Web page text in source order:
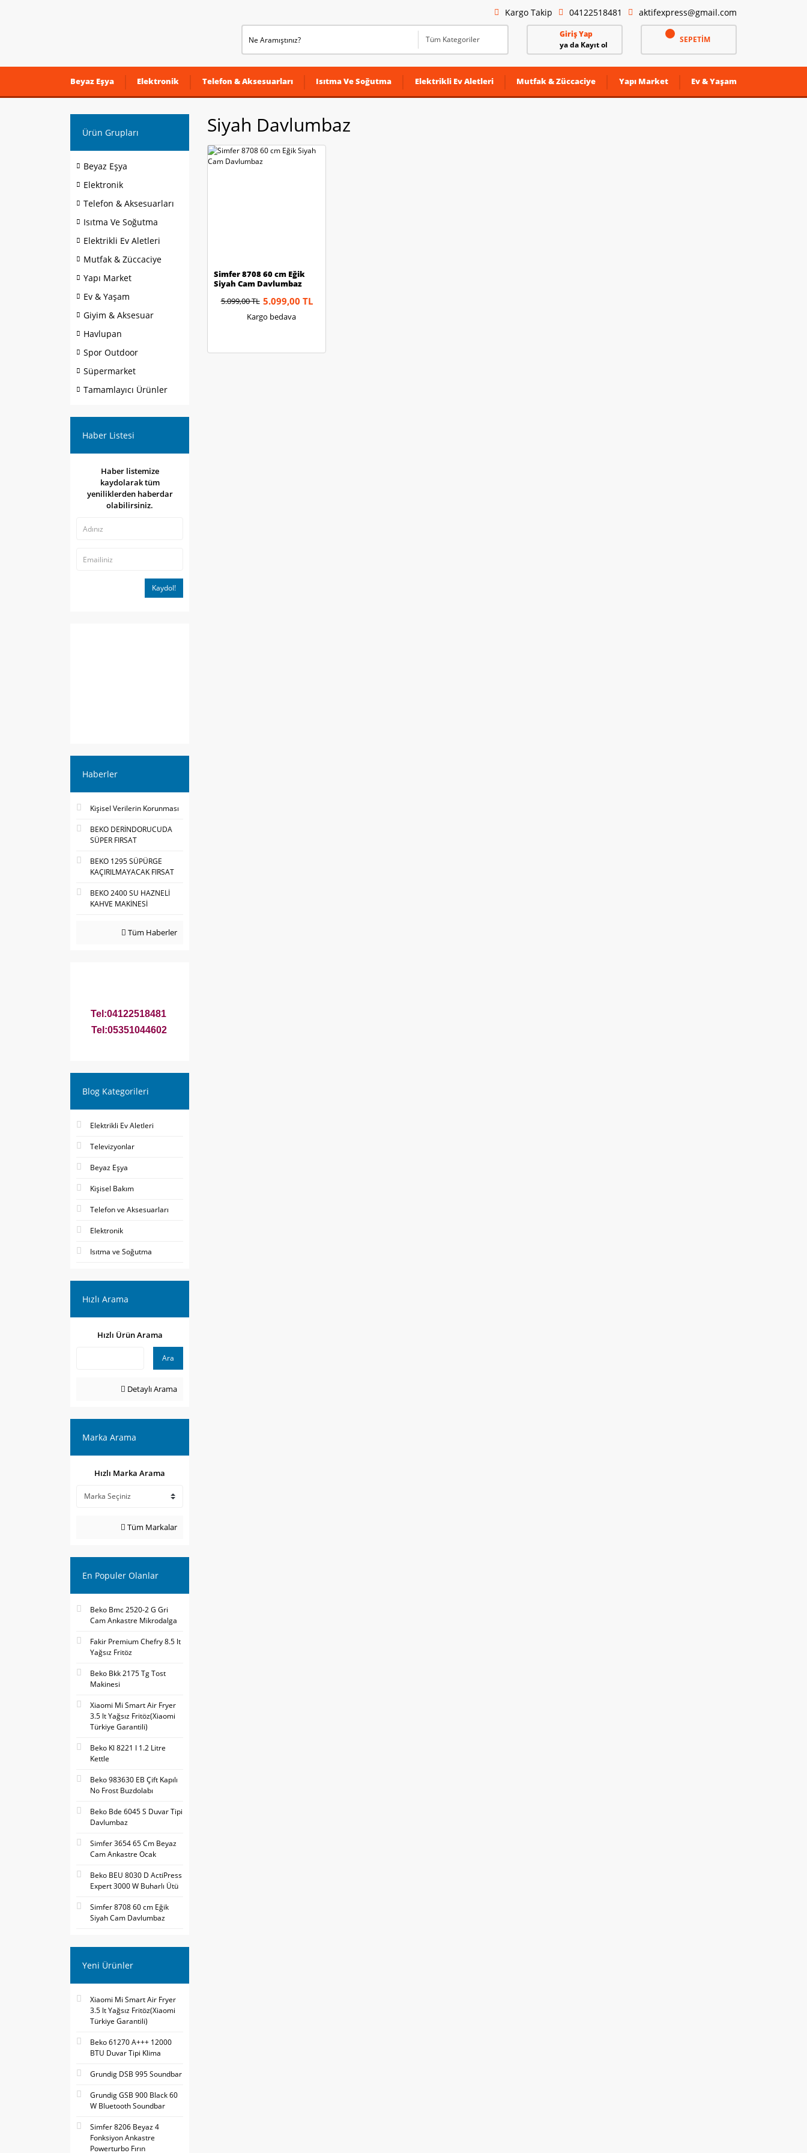
Kargo Takip 04122518481 aktifexpress@gmail.com
Giriş Yap
ya da Kayıt ol
SEPETİM
Beyaz Eşya Elektronik Telefon & Aksesuarları Isıtma Ve Soğutma Elektrikli Ev Aletleri Mutfak & Züccaciye Yapı Market Ev & Yaşam
Ürün Grupları
Beyaz Eşya
Elektronik
Telefon & Aksesuarları
Isıtma Ve Soğutma
Elektrikli Ev Aletleri
Mutfak & Züccaciye
Yapı Market
Ev & Yaşam
Giyim & Aksesuar
Havlupan
Spor Outdoor
Süpermarket
Tamamlayıcı Ürünler
Haber Listesi
Haber listemize
kaydolarak tüm
yeniliklerden haberdar
olabilirsiniz.
Kaydol!
Haberler
Kişisel Verilerin Korunması
BEKO DERİNDORUCUDA
SÜPER FIRSAT
BEKO 1295 SÜPÜRGE
KAÇIRILMAYACAK FIRSAT
BEKO 2400 SU HAZNELİ
KAHVE MAKİNESİ
Tüm Haberler
Tel:04122518481
Tel:05351044602
Blog Kategorileri
Elektrikli Ev Aletleri
Televizyonlar
Beyaz Eşya
Kişisel Bakım
Telefon ve Aksesuarları
Elektronik
Isıtma ve Soğutma
Hızlı Arama
Hızlı Ürün Arama
Ara
Detaylı Arama
Marka Arama
Hızlı Marka Arama
Tüm Markalar
En Populer Olanlar
Beko Bmc 2520-2 G Gri
Cam Ankastre Mikrodalga
Fakir Premium Chefry 8.5 lt
Yağsız Fritöz
Beko Bkk 2175 Tg Tost
Makinesi
Xiaomi Mi Smart Air Fryer
3.5 lt Yağsız Fritöz(Xiaomi
Türkiye Garantili)
Beko Kl 8221 I 1.2 Litre
Kettle
Beko 983630 EB Çift Kapılı
No Frost Buzdolabı
Beko Bde 6045 S Duvar Tipi
Davlumbaz
Simfer 3654 65 Cm Beyaz
Cam Ankastre Ocak
Beko BEU 8030 D ActiPress
Expert 3000 W Buharlı Ütü
Simfer 8708 60 cm Eğik
Siyah Cam Davlumbaz
Yeni Ürünler
Xiaomi Mi Smart Air Fryer
3.5 lt Yağsız Fritöz(Xiaomi
Türkiye Garantili)
Beko 61270 A+++ 12000
BTU Duvar Tipi Klima
Grundig DSB 995 Soundbar
Grundig GSB 900 Black 60
W Bluetooth Soundbar
Simfer 8206 Beyaz 4
Fonksiyon Ankastre
Powerturbo Fırın
Siyah Davlumbaz
Simfer 8708 60 cm Eğik
Siyah Cam Davlumbaz
5.099,00 TL 5.099,00 TL
Kargo bedava